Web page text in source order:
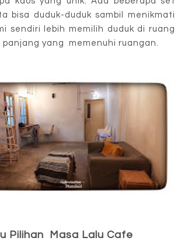
bisa duduk-duduk sambil menikmati
sendiri lebih memilih duduk di ruang
yang memenuhi ruangan.
Pilihan Masa Lalu Cafe